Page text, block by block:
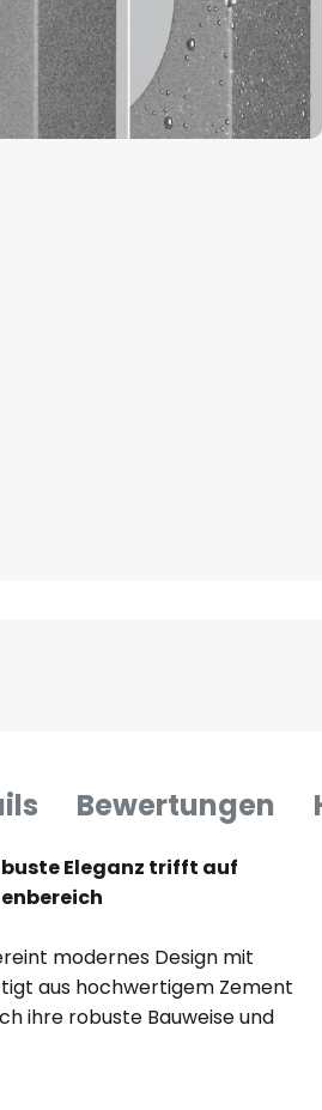
Bewertungen
Eleganz trifft auf
modernes Design mit
aus hochwertigem Zement
ihre robuste Bauweise und